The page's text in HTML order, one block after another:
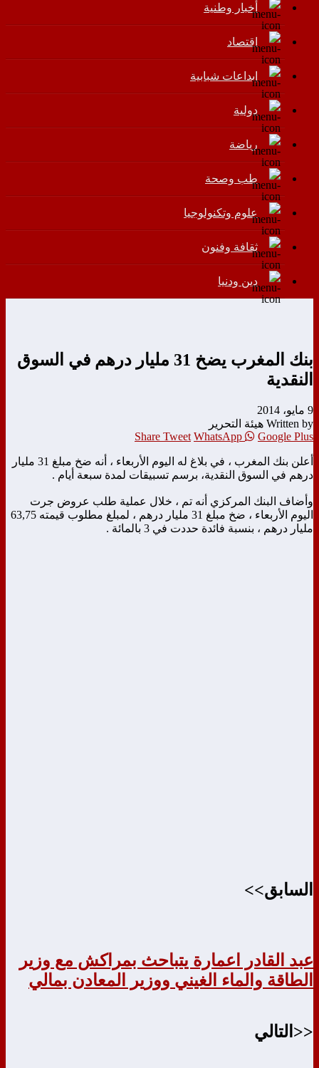
أخبار وطنية
اقتصاد
إبداعات شبابية
دولية
رياضة
طب وصحة
علوم وتكنولوجيا
ثقافة وفنون
دين ودنيا
بنك المغرب يضخ 31 مليار درهم في السوق
النقدية
9 مايو، 2014
Written by هيئة التحرير
Share Tweet WhatsApp Google Plus
أعلن بنك المغرب ، في بلاغ له اليوم الأربعاء ، أنه ضخ مبلغ 31 مليار
درهم في السوق النقدية، برسم تسبيقات لمدة سبعة أيام .
وأضاف البنك المركزي أنه تم ، خلال عملية طلب عروض جرت
اليوم الأربعاء ، ضخ مبلغ 31 مليار درهم ، لمبلغ مطلوب قيمته 63,75
مليار درهم ، بنسبة فائدة حددت في 3 بالمائة .
السابق>>
عبد القادر اعمارة يتباحث بمراكش مع وزير
الطاقة والماء الغيني ووزير المعادن بمالي
<<التالي